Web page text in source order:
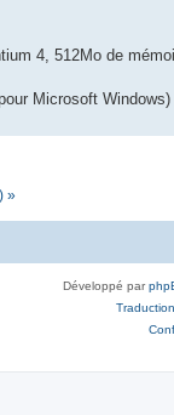
4, 512Mo de
Microsoft
»
Développé par